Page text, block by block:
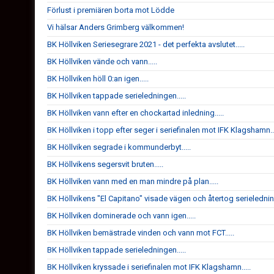
Förlust i premiären borta mot Lödde
Vi hälsar Anders Grimberg välkommen!
BK Höllviken Seriesegrare 2021 - det perfekta avslutet.....
BK Höllviken vände och vann.....
BK Höllviken höll 0:an igen.....
BK Höllviken tappade serieledningen.....
BK Höllviken vann efter en chockartad inledning.....
BK Höllviken i topp efter seger i seriefinalen mot IFK
BK Höllviken segrade i kommunderbyt.....
BK Höllvikens segersvit bruten.....
BK Höllviken vann med en man mindre på plan.....
BK Höllvikens "El Capitano" visade vägen och återtog
BK Höllviken dominerade och vann igen.....
BK Höllviken bemästrade vinden och vann mot FCT.....
BK Höllviken tappade serieledningen.....
BK Höllviken kryssade i seriefinalen mot IFK Klagshamn.....